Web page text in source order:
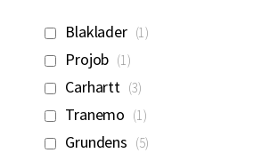
Blaklader 1produkt
Projob 1produkt
Carhartt 3produkty
Tranemo 1produkt
Grundens 5produkty